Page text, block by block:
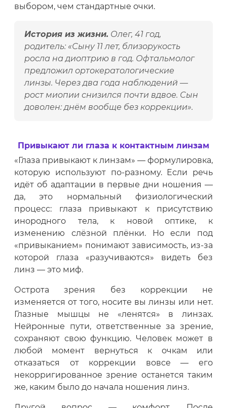
выбором, чем стандартные очки.
История из жизни. Олег, 41 год,
родитель: «Сыну 11 лет, близорукость
росла на диоптрию в год. Офтальмолог
предложил ортокератологические
линзы. Через два года наблюдений —
рост миопии снизился почти вдвое. Сын
доволен: днём вообще без коррекции».
Привыкают ли глаза к контактным линзам
«Глаза привыкают к линзам» — формулировка,
которую используют по-разному. Если речь
идёт об адаптации в первые дни ношения —
да, это нормальный физиологический
процесс: глаза привыкают к присутствию
инородного тела, к новой оптике, к
изменению слёзной плёнки. Но если под
«привыканием» понимают зависимость, из-за
которой глаза «разучиваются» видеть без
линз — это миф.
Острота зрения без коррекции не
изменяется от того, носите вы линзы или нет.
Глазные мышцы не «ленятся» в линзах.
Нейронные пути, ответственные за зрение,
сохраняют свою функцию. Человек может в
любой момент вернуться к очкам или
отказаться от коррекции вовсе — его
некорригированное зрение останется таким
же, каким было до начала ношения линз.